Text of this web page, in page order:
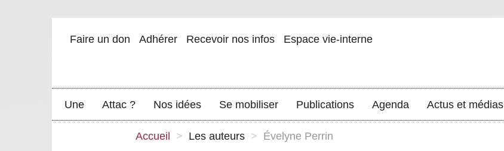
Faire un don Adhérer Recevoir nos infos Espace vie-interne
Une Attac ? Nos idées Se mobiliser Publications Agenda Actus et médias
Accueil > Les auteurs > Évelyne Perrin